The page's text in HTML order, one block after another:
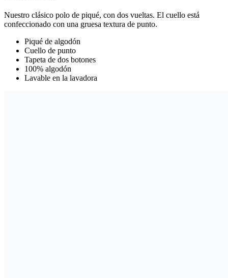
Nuestro clásico polo de piqué, con dos vueltas. El cuello está
confeccionado con una gruesa textura de punto.
Piqué de algodón
Cuello de punto
Tapeta de dos botones
100% algodón
Lavable en la lavadora